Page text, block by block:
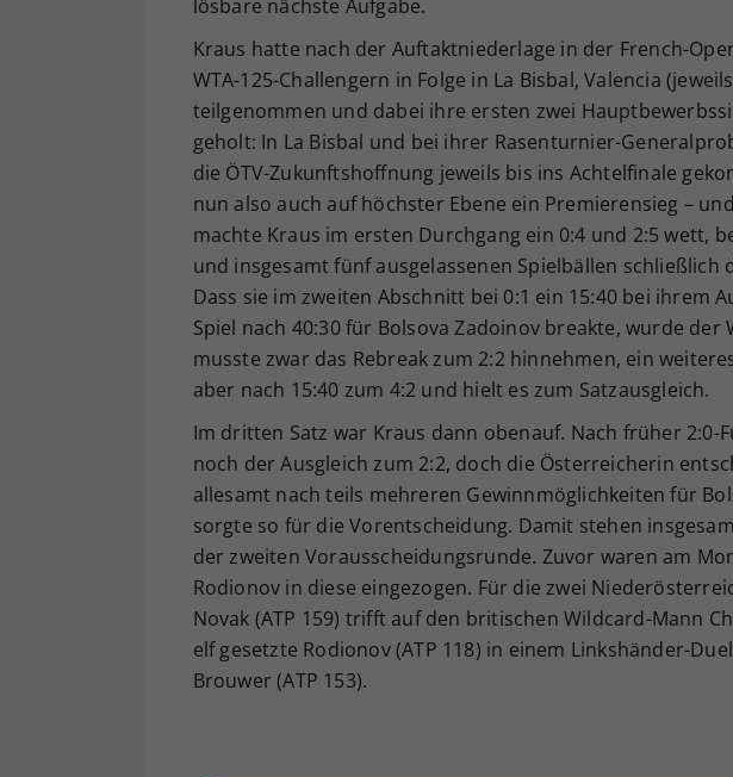
lösbare nächste Aufgabe.
Kraus hatte nach der Auftaktniederlage in der French-
WTA-125-Challengern in Folge in La Bisbal, Valencia
teilgenommen und dabei ihre ersten zwei
geholt: In La Bisbal und bei ihrer Rasenturnier-
die ÖTV-Zukunftshoffnung jeweils bis ins Achtelfinale
nun also auch auf höchster Ebene ein Premierensieg –
machte Kraus im ersten Durchgang ein 0:4 und 2:5 wett,
und insgesamt fünf ausgelassenen Spielbällen schließlich
Dass sie im zweiten Abschnitt bei 0:1 ein 15:40 bei ihrem
Spiel nach 40:30 für Bolsova Zadoinov breakte, wurde der
musste zwar das Rebreak zum 2:2 hinnehmen, ein
aber nach 15:40 zum 4:2 und hielt es zum Satzausgleich.
Im dritten Satz war Kraus dann obenauf. Nach früher 2:0-
noch der Ausgleich zum 2:2, doch die Österreicherin
allesamt nach teils mehreren Gewinnmöglichkeiten für
sorgte so für die Vorentscheidung. Damit stehen
der zweiten Vorausscheidungsrunde. Zuvor waren am
Rodionov in diese eingezogen. Für die zwei
Novak (ATP 159) trifft auf den britischen Wildcard-Mann
elf gesetzte Rodionov (ATP 118) in einem Linkshänder-
Brouwer (ATP 153).